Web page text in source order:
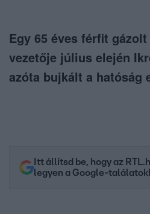
Egy 65 éves férfit
vezetője július elején
azóta bujkált a hatóság
Itt állítsd be, hogy az
legyen a Google-